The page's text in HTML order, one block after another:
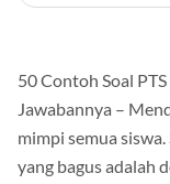
50 Contoh Soal
Jawabannya –
mimpi semua
yang bagus adalah